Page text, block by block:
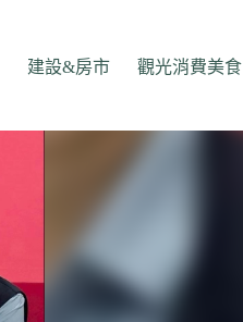
建設&房市 觀光消費美食